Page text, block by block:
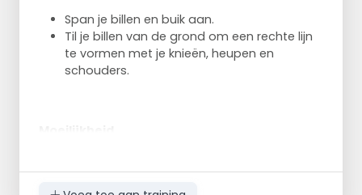
Span je billen en buik aan.
Til je billen van de grond om een rechte lijn
te vormen met je knieën, heupen en
schouders.
afwisselend je rechter en linkerbeen uit.